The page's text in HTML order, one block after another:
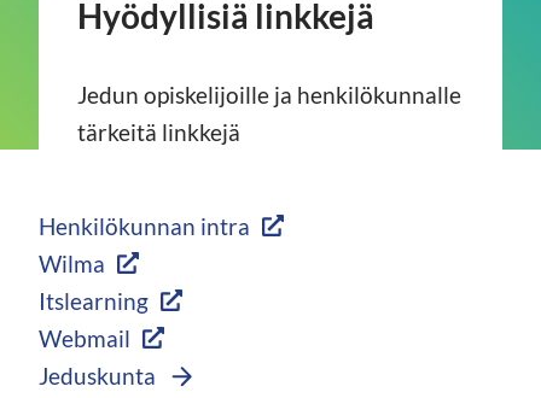
Hyödyllisiä linkkejä
Jedun opiskelijoille ja henkilökunnalle
tärkeitä linkkejä
Henkilökunnan intra
Wilma
Itslearning
Webmail
Jeduskunta